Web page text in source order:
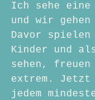
Ich sehe eine
und wir
Davor
Kinder und
sehen,
extrem. Jetzt
jedem